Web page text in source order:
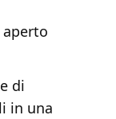
di
in una